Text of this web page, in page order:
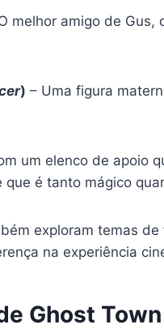
melhor amigo de Gus,
) – Uma figura
um elenco de apoio
é tanto mágico
exploram temas
na experiência
Ghost Town